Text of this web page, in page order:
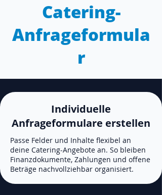
Catering-
Anfrageformula
r
Individuelle
Anfrageformulare erstellen
Passe Felder und Inhalte flexibel an
deine Catering-Angebote an. So bleiben
Finanzdokumente, Zahlungen und offene
Beträge nachvollziehbar organisiert.